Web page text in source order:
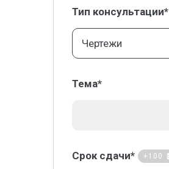
Тип консультации*
Чертежи
Тема*
Срок сдачи* +100